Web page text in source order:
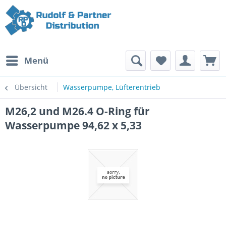
Menü
Übersicht Wasserpumpe, Lüfterentrieb
M26,2 und M26.4 O-Ring für
Wasserpumpe 94,62 x 5,33